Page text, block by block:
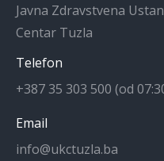
Javna Zdravstvena
Centar Tuzla
Telefon
+387 35 303 500 (od
Email
info@ukctuzla.ba